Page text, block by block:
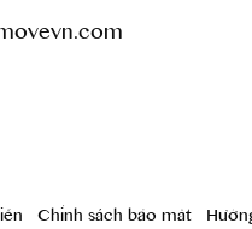
Chính sách bảo mât